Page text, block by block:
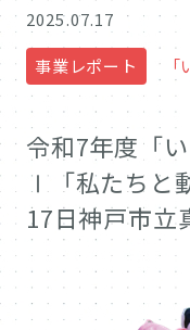
事業レポート
2025.07.17
令和7年度「
Ⅰ「私たちと
17日神戸市立